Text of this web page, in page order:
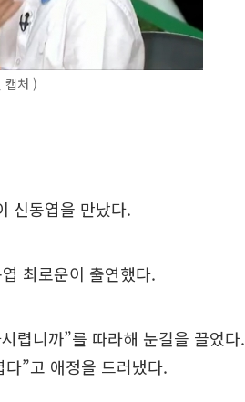
캡처 )
신동엽을 만났다.
최로운이 출연했다.
렵니까”를 따라해 눈길을 끌었다.
”고 애정을 드러냈다.